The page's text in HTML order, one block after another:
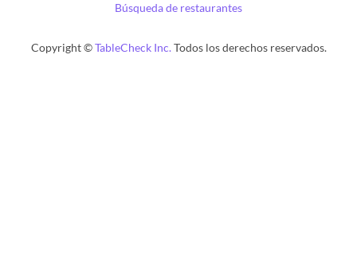
Búsqueda de restaurantes
Copyright ©TableCheck Inc.Todos los derechos reservados.